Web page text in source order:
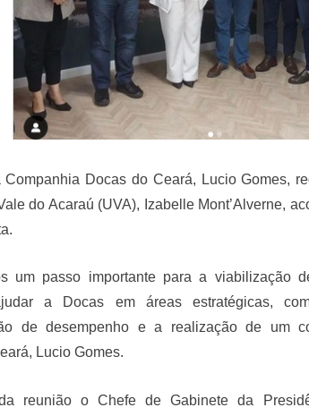
Docas do Ceará, Lucio Gomes,
do Acaraú (UVA), Izabelle Mont’Alverne,
um passo importante para a viabilização
a Docas em áreas estratégicas,
de desempenho e a realização de um
Lucio Gomes.
da reunião o Chefe de Gabinete da